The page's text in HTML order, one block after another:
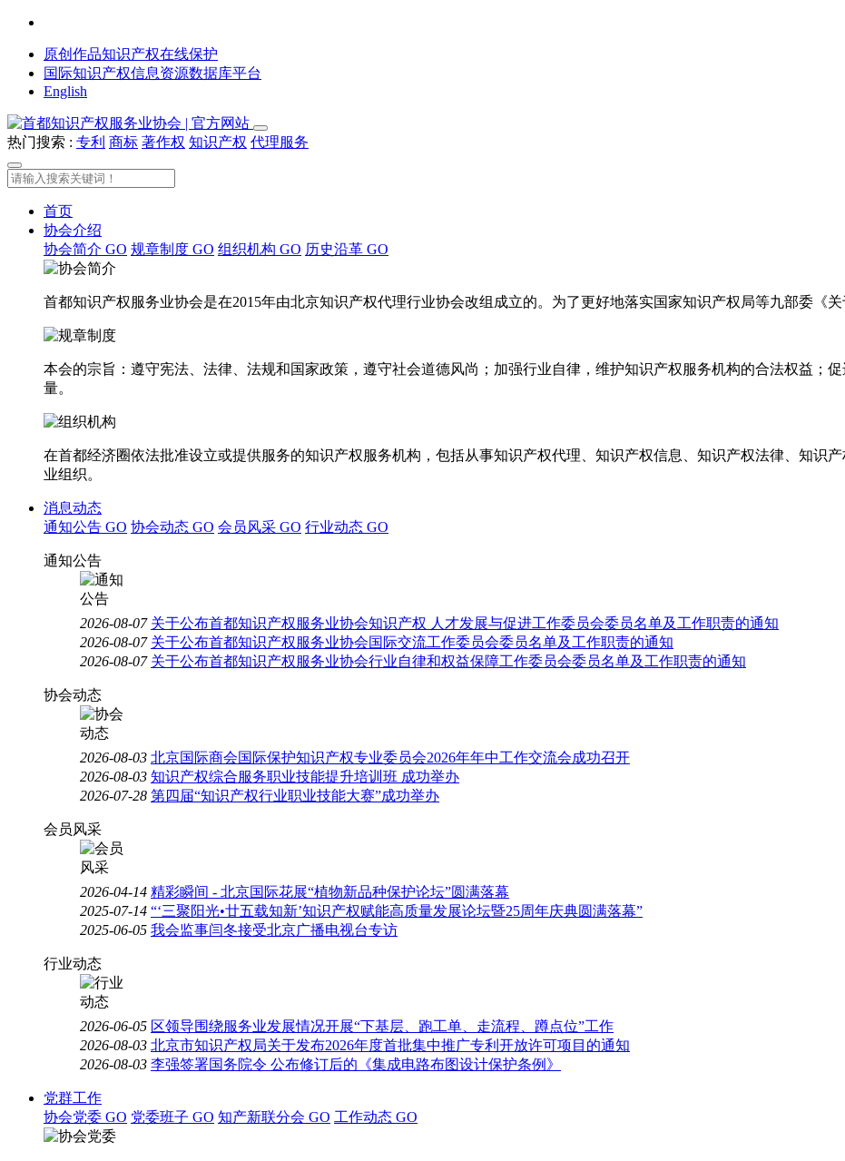
原创作品知识产权在线保护
国际知识产权信息资源数据库平台
English
热门搜索 : 专利 商标 著作权 知识产权 代理服务
首页
协会介绍
协会简介 GO 规章制度 GO 组织机构 GO 历史沿革 GO
首都知识产权服务业协会是在2015年由北京知识产权代理行业协会改组成立的。为了更好地落实国家知识产权局等九部委
本会的宗旨：遵守宪法、法律、法规和国家政策，遵守社会道德风尚；加强行业自律，维护知识产权服务机构的合法权益；
量。
在首都经济圈依法批准设立或提供服务的知识产权服务机构，包括从事知识产权代理、知识产权信息、知识产权法律、知识
业组织。
消息动态
通知公告 GO 协会动态 GO 会员风采 GO 行业动态 GO
通知公告
2026-08-07 关于公布首都知识产权服务业协会知识产权 人才发展与促进工作委员会委员名单及工作职责的通知
2026-08-07 关于公布首都知识产权服务业协会国际交流工作委员会委员名单及工作职责的通知
2026-08-07 关于公布首都知识产权服务业协会行业自律和权益保障工作委员会委员名单及工作职责的通知
协会动态
2026-08-03 北京国际商会国际保护知识产权专业委员会2026年年中工作交流会成功召开
2026-08-03 知识产权综合服务职业技能提升培训班 成功举办
2026-07-28 第四届“知识产权行业职业技能大赛”成功举办
会员风采
2026-04-14 精彩瞬间 - 北京国际花展“植物新品种保护论坛”圆满落幕
2025-07-14 “‘三聚阳光•廿五载知新’知识产权赋能高质量发展论坛暨25周年庆典圆满落幕”
2025-06-05 我会监事闫冬接受北京广播电视台专访
行业动态
2026-06-05 区领导围绕服务业发展情况开展“下基层、跑工单、走流程、蹲点位”工作
2026-08-03 北京市知识产权局关于发布2026年度首批集中推广专利开放许可项目的通知
2026-08-03 李强签署国务院令 公布修订后的《集成电路布图设计保护条例》
党群工作
协会党委 GO 党委班子 GO 知产新联分会 GO 工作动态 GO